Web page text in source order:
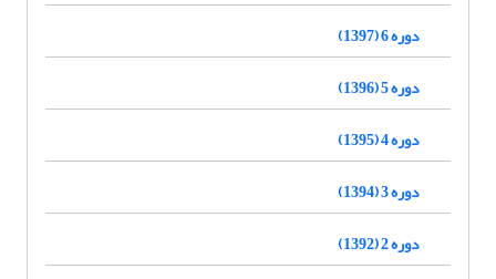
دوره 6 (1397)
دوره 5 (1396)
دوره 4 (1395)
دوره 3 (1394)
دوره 2 (1392)